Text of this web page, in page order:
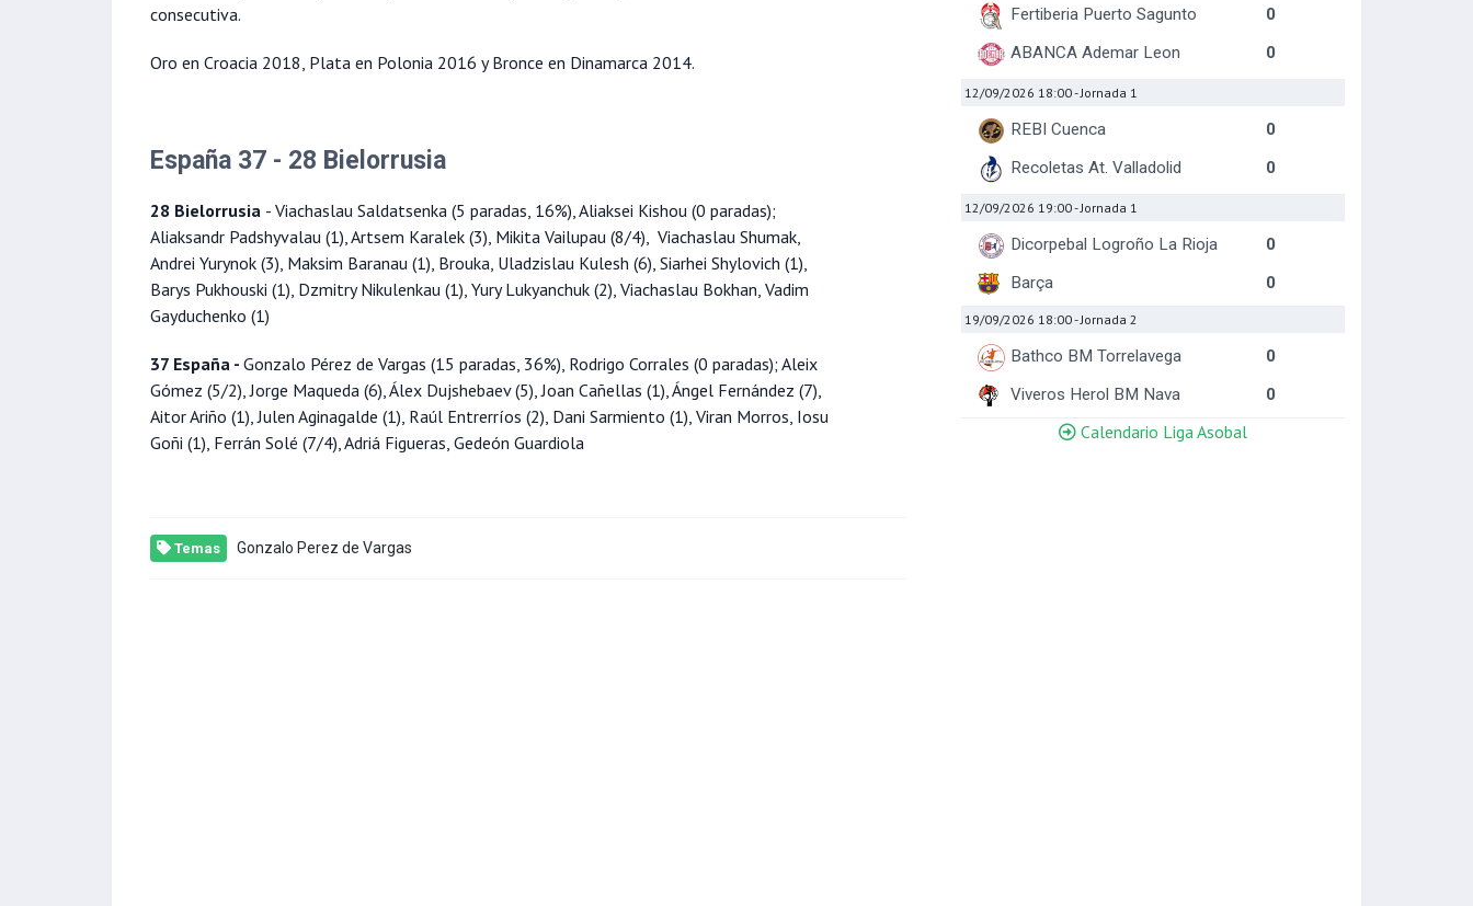
consecutiva.
Oro en Croacia 2018, Plata en Polonia 2016 y Bronce en Dinamarca 2014.
España 37 - 28 Bielorrusia
28 Bielorrusia - Viachaslau Saldatsenka (5 paradas, 16%), Aliaksei Kishou (0 paradas);
Aliaksandr Padshyvalau (1), Artsem Karalek (3), Mikita Vailupau (8/4), Viachaslau Shumak,
Andrei Yurynok (3), Maksim Baranau (1), Brouka, Uladzislau Kulesh (6), Siarhei Shylovich (1),
Barys Pukhouski (1), Dzmitry Nikulenkau (1), Yury Lukyanchuk (2), Viachaslau Bokhan, Vadim
Gayduchenko (1)
37 España - Gonzalo Pérez de Vargas (15 paradas, 36%), Rodrigo Corrales (0 paradas); Aleix
Gómez (5/2), Jorge Maqueda (6), Álex Dujshebaev (5), Joan Cañellas (1), Ángel Fernández (7),
Aitor Ariño (1), Julen Aginagalde (1), Raúl Entrerríos (2), Dani Sarmiento (1), Viran Morros, Iosu
Goñi (1), Ferrán Solé (7/4), Adriá Figueras, Gedeón Guardiola
Temas Gonzalo Perez de Vargas
Fertiberia Puerto Sagunto
0
ABANCA Ademar Leon
0
12/09/2026 18:00- Jornada 1
REBI Cuenca
0
Recoletas At. Valladolid
0
12/09/2026 19:00- Jornada 1
Dicorpebal Logroño La Rioja
0
Barça
0
19/09/2026 18:00- Jornada 2
Bathco BM Torrelavega
0
Viveros Herol BM Nava
0
Calendario Liga Asobal